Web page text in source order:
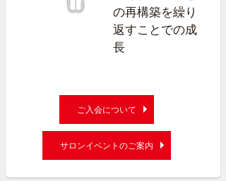
の再構築を繰り
返すことでの成
長
ご入会について
サロンイベントのご案内